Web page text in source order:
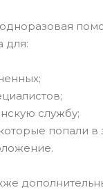
для:
службу;
попали в